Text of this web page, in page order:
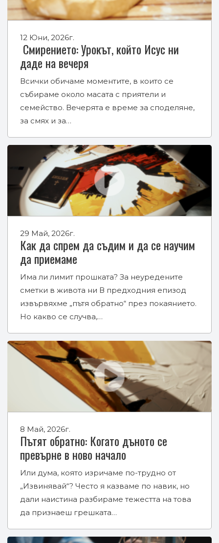
12 Юни, 2026г.
Смирението: Урокът, който Исус ни
даде на вечеря
Всички обичаме моментите, в които се
събираме около масата с приятели и
семейство. Вечерята е време за споделяне,
за смях и за…
29 Май, 2026г.
Как да спрем да съдим и да се научим
да приемаме
Има ли лимит прошката? За неуредените
сметки в живота ни В предходния епизод
извървяхме „пътя обратно“ през покаянието.
Но какво се случва,…
8 Май, 2026г.
Пътят обратно: Когато дъното се
превърне в ново начало
Или дума, която изричаме по-трудно от
„Извинявай“? Често я казваме по навик, но
дали наистина разбираме тежестта на това
да признаеш грешката…